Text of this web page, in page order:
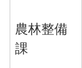
農林整備
課